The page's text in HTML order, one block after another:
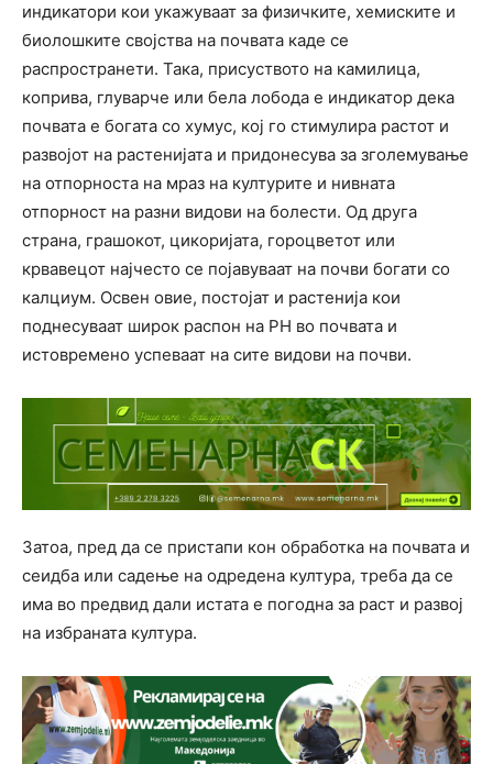
индикатори кои укажуваат за физичките, хемиските и
биолошките својства на почвата каде се
распространети. Така, присуството на камилица,
коприва, глуварче или бела лобода е индикатор дека
почвата е богата со хумус, кој го стимулира растот и
развојот на растенијата и придонесува за зголемување
на отпорноста на мраз на културите и нивната
отпорност на разни видови на болести. Од друга
страна, грашокот, цикоријата, гороцветот или
крвавецот најчесто се појавуваат на почви богати со
калциум. Освен овие, постојат и растенија кои
поднесуваат широк распон на PH во почвата и
истовремено успеваат на сите видови на почви.
Затоа, пред да се пристапи кон обработка на почвата и
сеидба или садење на одредена култура, треба да се
има во предвид дали истата е погодна за раст и развој
на избраната култура.